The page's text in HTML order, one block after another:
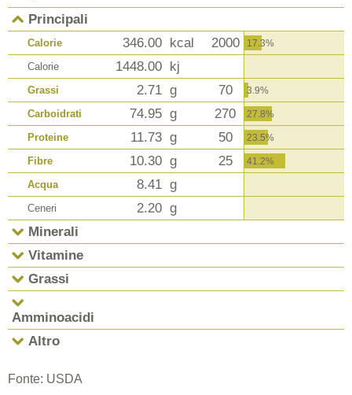
Principali
Calorie 346.00 kcal 2000 17.3%
Calorie 1448.00 kj
Grassi 2.71 g 70 3.9%
Carboidrati 74.95 g 270 27.8%
Proteine 11.73 g 50 23.5%
Fibre 10.30 g 25 41.2%
Acqua 8.41 g
Ceneri 2.20 g
Minerali
Vitamine
Grassi
Amminoacidi
Altro
Fonte: USDA